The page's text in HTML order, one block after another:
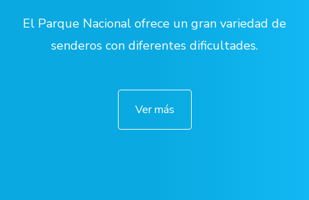
El Parque Nacional ofrece un gran variedad de
senderos con diferentes dificultades.
Ver más